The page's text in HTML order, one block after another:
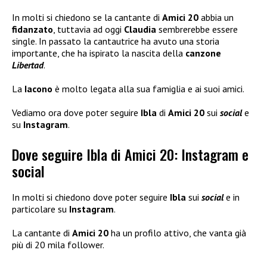
In molti si chiedono se la cantante di Amici 20 abbia un
fidanzato , tuttavia ad oggi Claudia sembrerebbe essere
single. In passato la cantautrice ha avuto una storia
importante, che ha ispirato la nascita della canzone
Libertad.
La Iacono è molto legata alla sua famiglia e ai suoi amici.
Vediamo ora dove poter seguire Ibla di Amici 20 sui sociale
su Instagram.
Dove seguire Ibla di Amici 20: Instagram e
social
In molti si chiedono dove poter seguire Ibla sui sociale in
particolare su Instagram.
La cantante di Amici 20 ha un profilo attivo, che vanta già
più di 20 mila follower.